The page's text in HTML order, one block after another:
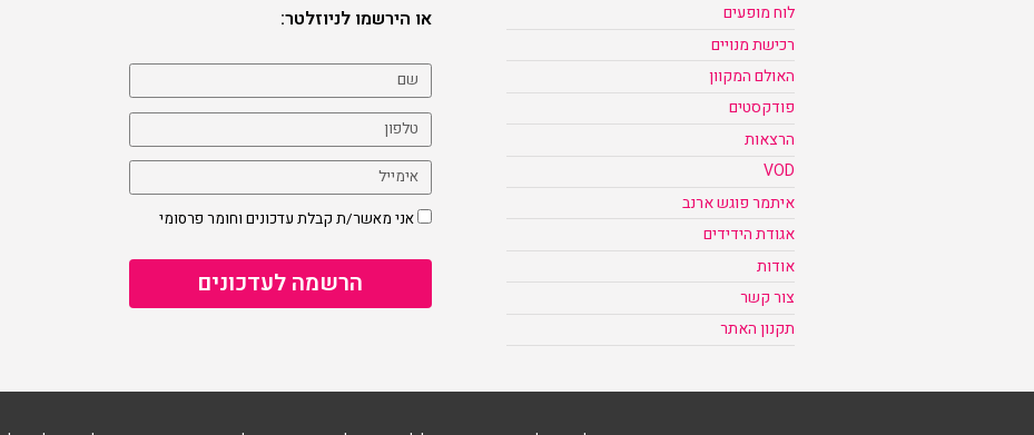
לוח מופעים
רכישת מנויים
האולם המקוון
פודקסטים
הרצאות
VOD
איתמר פוגש ארנב
אגודת הידידים
אודות
צור קשר
תקנון האתר
או הירשמו לניוזלטר:
אני מאשר/ת קבלת עדכונים וחומר פרסומי